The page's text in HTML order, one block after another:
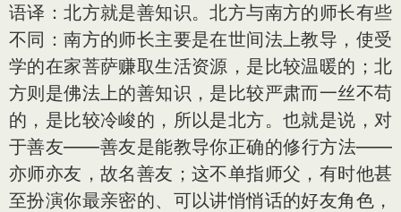
语译：北方就是善知识。北方与南方的师长有些
不同：南方的师长主要是在世间法上教导，使受
学的在家菩萨赚取生活资源，是比较温暖的；北
方则是佛法上的善知识，是比较严肃而一丝不苟
的，是比较冷峻的，所以是北方。也就是说，对
于善友——善友是能教导你正确的修行方法——
亦师亦友，故名善友；这不单指师父，有时他甚
至扮演你最亲密的、可以讲悄悄话的好友角色，